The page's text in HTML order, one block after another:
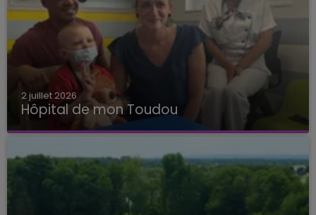
2 juillet 2026
Hôpital de mon Toudou
Hôpital de mon Toudou